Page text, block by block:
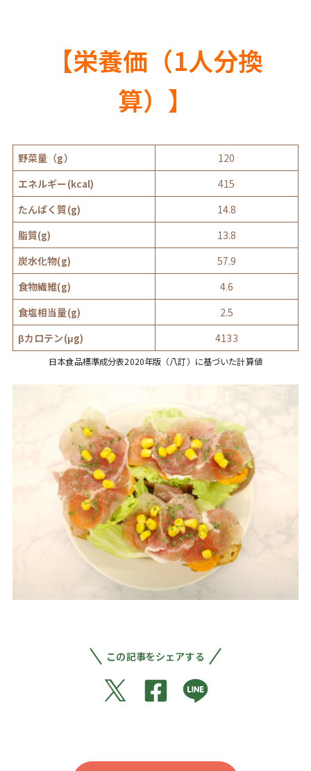
【栄養価（1人分換
算）】
野菜量（g）
120
エネルギー(kcal)
415
たんぱく質(g)
14.8
脂質(g)
13.8
炭水化物(g)
57.9
食物繊維(g)
4.6
食塩相当量(g)
2.5
βカロテン(μg)
4133
日本食品標準成分表2020年版（八訂）に基づいた計算値
この記事をシェアする